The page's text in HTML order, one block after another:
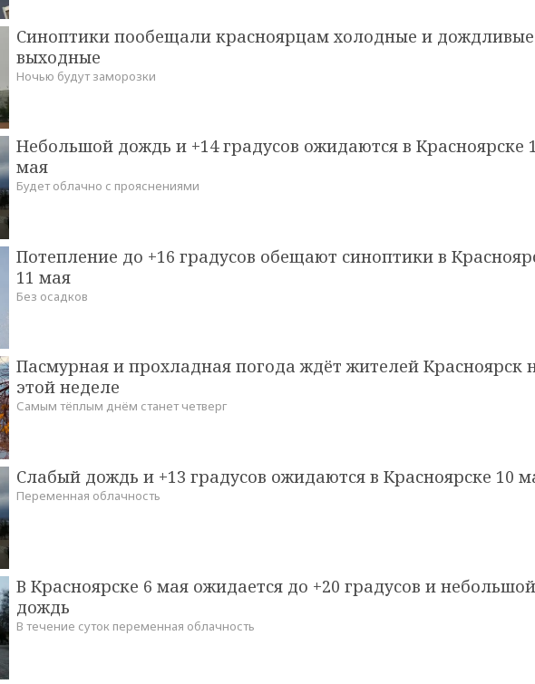
Синоптики пообещали красноярцам холодные и дождливые
выходные
Ночью будут заморозки
Небольшой дождь и +14 градусов ожидаются в Красноярске
мая
Будет облачно с прояснениями
Потепление до +16 градусов обещают синоптики в
11 мая
Без осадков
Пасмурная и прохладная погода ждёт жителей Красноярск
этой неделе
Самым тёплым днём станет четверг
Слабый дождь и +13 градусов ожидаются в Красноярске 10
Переменная облачность
В Красноярске 6 мая ожидается до +20 градусов и небольшой
дождь
В течение суток переменная облачность